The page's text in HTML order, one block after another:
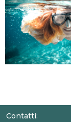
Contatti: